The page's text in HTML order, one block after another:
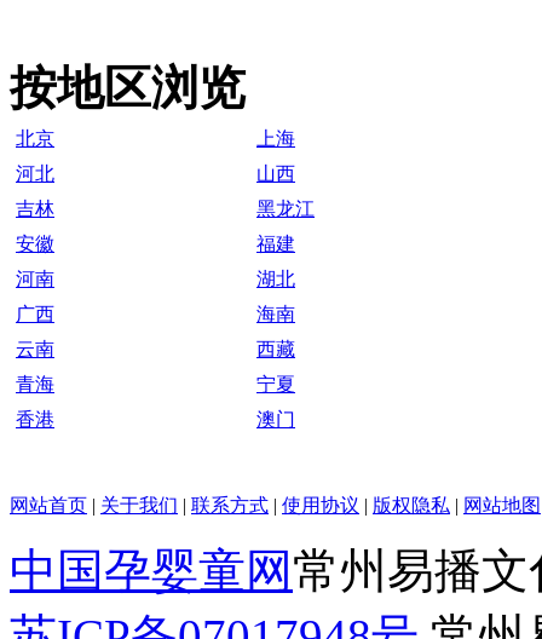
按地区浏览
北京
上海
河北
山西
吉林
黑龙江
安徽
福建
河南
湖北
广西
海南
云南
西藏
青海
宁夏
香港
澳门
网站首页 | 关于我们 | 联系方式 | 使用协议 | 版权隐私 | 网站地图
中国孕婴童网常州易播